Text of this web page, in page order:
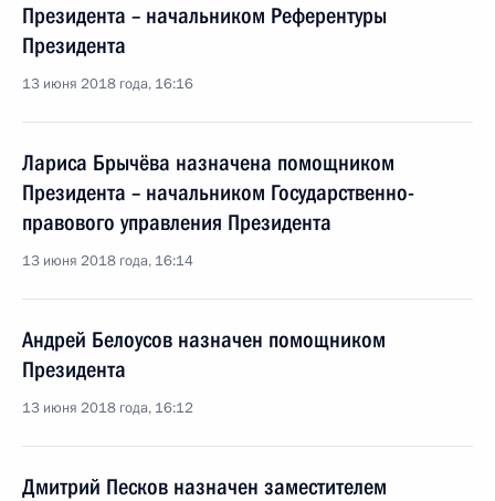
Президента – начальником Референтуры
Президента
13 июня 2018 года, 16:16
Лариса Брычёва назначена помощником
Президента – начальником Государственно-
правового управления Президента
13 июня 2018 года, 16:14
Андрей Белоусов назначен помощником
Президента
13 июня 2018 года, 16:12
Дмитрий Песков назначен заместителем